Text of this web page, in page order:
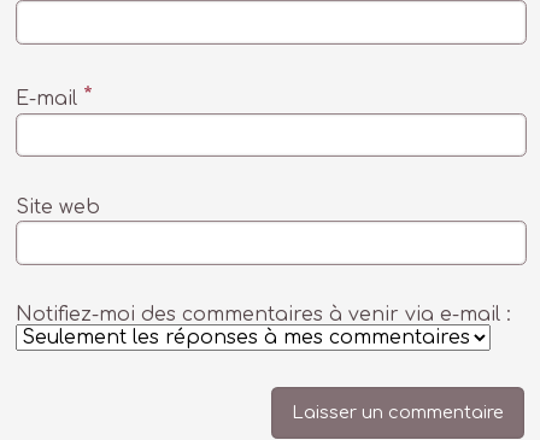
E-mail *
Site web
Notifiez-moi des commentaires à venir via e-mail :